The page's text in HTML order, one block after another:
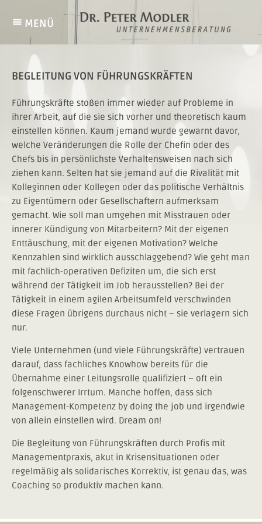
menu MENÜ
Begleitung
von
Führungskräften
BEGLEITUNG VON FÜHRUNGSKRÄFTEN
Führungskräfte stoßen immer wieder auf Probleme in
ihrer Arbeit, auf die sie sich vorher und theoretisch kaum
einstellen können. Kaum jemand wurde gewarnt davor,
welche Veränderungen die Rolle der Chefin oder des
Chefs bis in persönlichste Verhaltensweisen nach sich
ziehen kann. Selten hat sie jemand auf die Rivalität mit
Kolleginnen oder Kollegen oder das politische Verhältnis
zu Eigentümern oder Gesellschaftern aufmerksam
gemacht. Wie soll man umgehen mit Misstrauen oder
innerer Kündigung von Mitarbeitern? Mit der eigenen
Enttäuschung, mit der eigenen Motivation? Welche
Kennzahlen sind wirklich ausschlaggebend? Wie geht man
mit fachlich-operativen Defiziten um, die sich erst
während der Tätigkeit im Job herausstellen? Bei der
Tätigkeit in einem agilen Arbeitsumfeld verschwinden
diese Fragen übrigens durchaus nicht – sie verlagern sich
nur.
Viele Unternehmen (und viele Führungskräfte) vertrauen
darauf, dass fachliches Knowhow bereits für die
Übernahme einer Leitungsrolle qualifiziert – oft ein
folgenschwerer Irrtum. Manche hoffen, dass sich
Management-Kompetenz by doing the job und irgendwie
von allein einstellen wird. Dream on!
Die Begleitung von Führungskräften durch Profis mit
Managementpraxis, akut in Krisensituationen oder
regelmäßig als solidarisches Korrektiv, ist genau das, was
Coaching so produktiv machen kann.